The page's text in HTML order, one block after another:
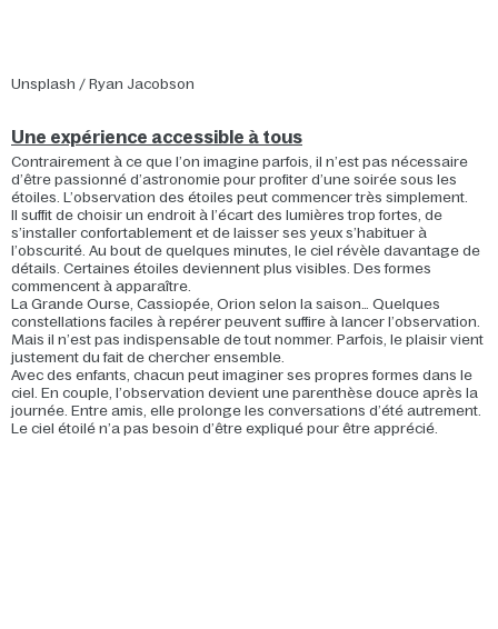
Unsplash / Ryan Jacobson
Une expérience accessible à tous
Contrairement à ce que l’on imagine parfois, il n’est pas nécessaire
d’être passionné d’astronomie pour profiter d’une soirée sous les
étoiles. L’observation des étoiles peut commencer très simplement.
Il suffit de choisir un endroit à l’écart des lumières trop fortes, de
s’installer confortablement et de laisser ses yeux s’habituer à
l’obscurité. Au bout de quelques minutes, le ciel révèle davantage de
détails. Certaines étoiles deviennent plus visibles. Des formes
commencent à apparaître.
La Grande Ourse, Cassiopée, Orion selon la saison… Quelques
constellations faciles à repérer peuvent suffire à lancer l’observation.
Mais il n’est pas indispensable de tout nommer. Parfois, le plaisir vient
justement du fait de chercher ensemble.
Avec des enfants, chacun peut imaginer ses propres formes dans le
ciel. En couple, l’observation devient une parenthèse douce après la
journée. Entre amis, elle prolonge les conversations d’été autrement.
Le ciel étoilé n’a pas besoin d’être expliqué pour être apprécié.